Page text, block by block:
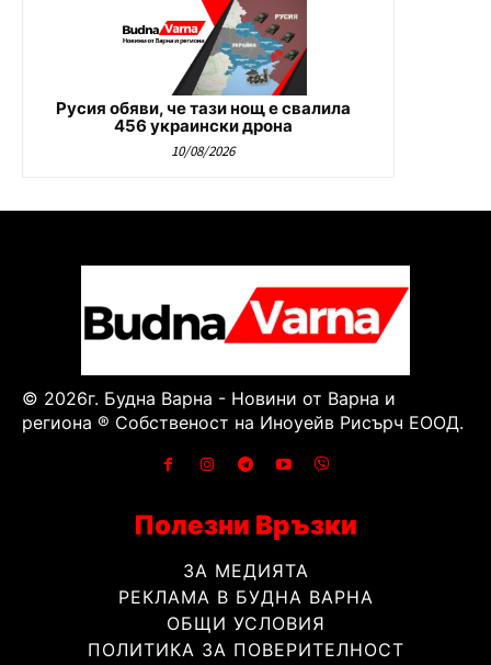
Русия обяви, че тази нощ е свалила
456 украински дрона
10/08/2026
© 2026г. Будна Варна - Новини от Варна и
региона ® Собственост на Иноуейв Рисърч ЕООД.
Полезни Връзки
ЗА МЕДИЯТА
РЕКЛАМА В БУДНА ВАРНА
ОБЩИ УСЛОВИЯ
ПОЛИТИКА ЗА ПОВЕРИТЕЛНОСТ